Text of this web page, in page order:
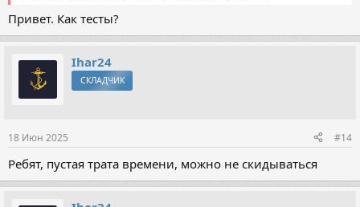
Привет. Как тесты?
Ihar24
СКЛАДЧИК
18 Июн 2025 #14
Ребят, пустая трата времени, можно не скидываться